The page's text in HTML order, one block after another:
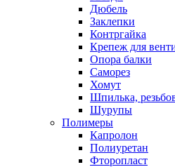
Дюбель
Заклепки
Контргайка
Крепеж для
Опора балки
Саморез
Хомут
Шпилька,
Шурупы
Полимеры
Капролон
Полиуретан
Фторопласт